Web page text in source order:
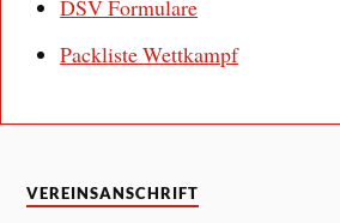
DSV Formulare
Packliste Wettkampf
VEREINSANSCHRIFT